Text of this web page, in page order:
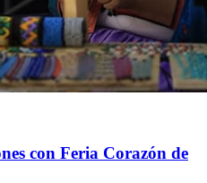
con Feria Corazón de